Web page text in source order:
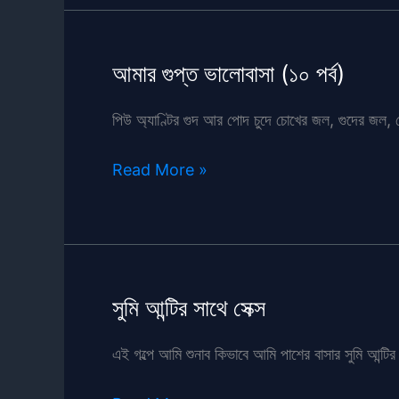
(১১
আমার গুপ্ত ভালোবাসা (১০ পর্ব)
পিউ অ্যাণ্টির গুদ আর পোদ চুদে চোখের জল, গুদের জল,
আমার
(১০
Read More »
সুমি আন্টির সাথে সেক্স
এই গল্পে আমি শুনাব কিভাবে আমি পাশের বাসার সুমি